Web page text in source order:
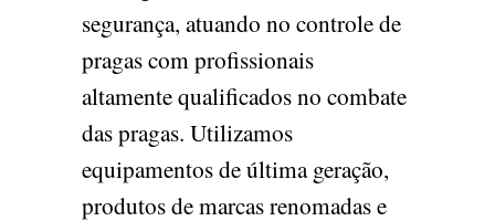
segurança, atuando no controle de
pragas com profissionais
altamente qualificados no combate
das pragas. Utilizamos
equipamentos de última geração,
produtos de marcas renomadas e